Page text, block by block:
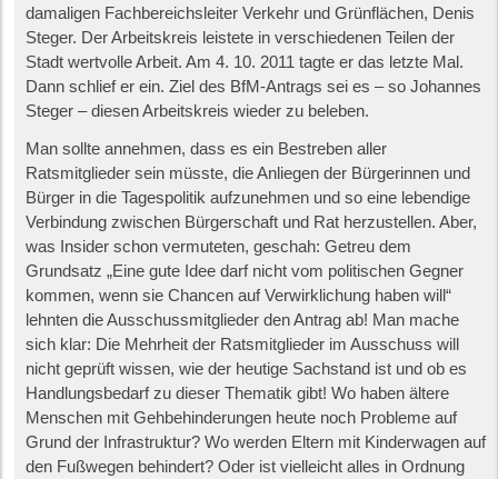
damaligen Fachbereichsleiter Verkehr und Grünflächen, Denis
Steger. Der Arbeitskreis leistete in verschiedenen Teilen der
Stadt wertvolle Arbeit. Am 4. 10. 2011 tagte er das letzte Mal.
Dann schlief er ein. Ziel des BfM-Antrags sei es – so Johannes
Steger – diesen Arbeitskreis wieder zu beleben.
Man sollte annehmen, dass es ein Bestreben aller
Ratsmitglieder sein müsste, die Anliegen der Bürgerinnen und
Bürger in die Tagespolitik aufzunehmen und so eine lebendige
Verbindung zwischen Bürgerschaft und Rat herzustellen. Aber,
was Insider schon vermuteten, geschah: Getreu dem
Grundsatz „Eine gute Idee darf nicht vom politischen Gegner
kommen, wenn sie Chancen auf Verwirklichung haben will“
lehnten die Ausschussmitglieder den Antrag ab! Man mache
sich klar: Die Mehrheit der Ratsmitglieder im Ausschuss will
nicht geprüft wissen, wie der heutige Sachstand ist und ob es
Handlungsbedarf zu dieser Thematik gibt! Wo haben ältere
Menschen mit Gehbehinderungen heute noch Probleme auf
Grund der Infrastruktur? Wo werden Eltern mit Kinderwagen auf
den Fußwegen behindert? Oder ist vielleicht alles in Ordnung